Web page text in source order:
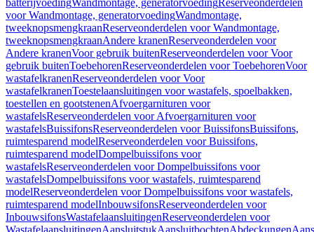
batterijvoedingWandmontage, generatorvoedingReserveonderdelen
voor Wandmontage, generatorvoedingWandmontage,
tweeknopsmengkraanReserveonderdelen voor Wandmontage,
tweeknopsmengkraanAndere kranenReserveonderdelen voor
Andere kranenVoor gebruik buitenReserveonderdelen voor Voor
gebruik buitenToebehorenReserveonderdelen voor ToebehorenVoor
wastafelkranenReserveonderdelen voor Voor
wastafelkranenToestelaansluitingen voor wastafels, spoelbakken,
toestellen en gootstenenAfvoergarnituren voor
wastafelsReserveonderdelen voor Afvoergarnituren voor
wastafelsBuissifonsReserveonderdelen voor BuissifonsBuissifons,
ruimtesparend modelReserveonderdelen voor Buissifons,
ruimtesparend modelDompelbuissifons voor
wastafelsReserveonderdelen voor Dompelbuissifons voor
wastafelsDompelbuissifons voor wastafels, ruimtesparend
modelReserveonderdelen voor Dompelbuissifons voor wastafels,
ruimtesparend modelInbouwsifonsReserveonderdelen voor
InbouwsifonsWastafelaansluitingenReserveonderdelen voor
WastafelaansluitingenAansluitstukAansluitbochtenAbdeckungen